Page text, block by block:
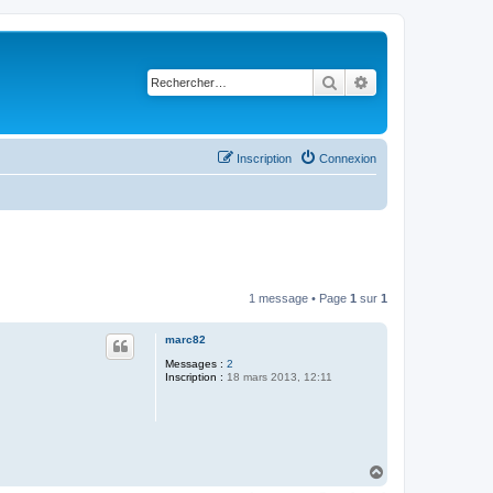
Rechercher
Connexion
Inscription
1 message • Page 1 sur 1
marc82
Messages : 2
Inscription : 18 mars 2013, 12:11